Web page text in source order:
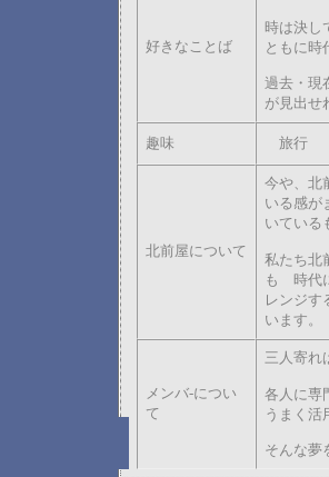
好きなことば
時は決し
ともに時
過去・現
が見出せ
趣味 旅行
北前屋について
今や、北
いる感が
いてい
私たち北
も 時代
レンジす
います。
メンバ-につい
て
三人寄
各人に専
うまく
そんな夢